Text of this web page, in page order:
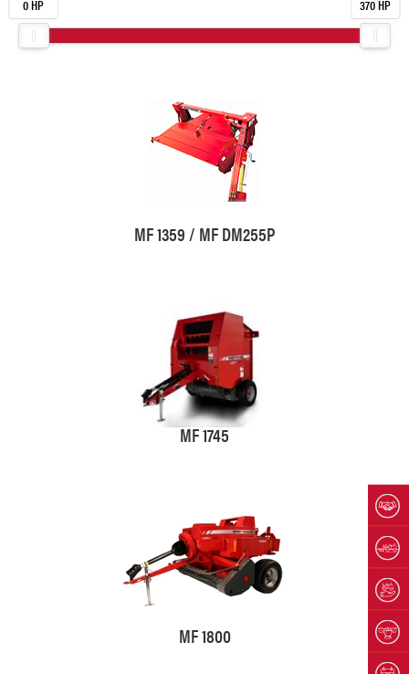
0 HP 370 HP
MF 1359 / MF DM255P
MF 1745
MF 1800